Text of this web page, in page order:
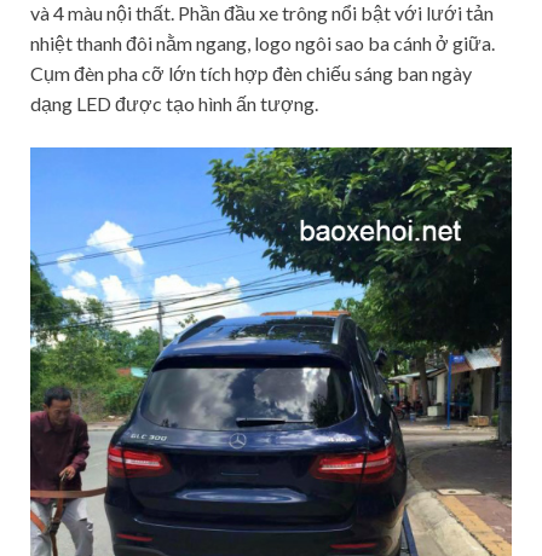
và 4 màu nội thất. Phần đầu xe trông nổi bật với lưới tản
nhiệt thanh đôi nằm ngang, logo ngôi sao ba cánh ở giữa.
Cụm đèn pha cỡ lớn tích hợp đèn chiếu sáng ban ngày
dạng LED được tạo hình ấn tượng.